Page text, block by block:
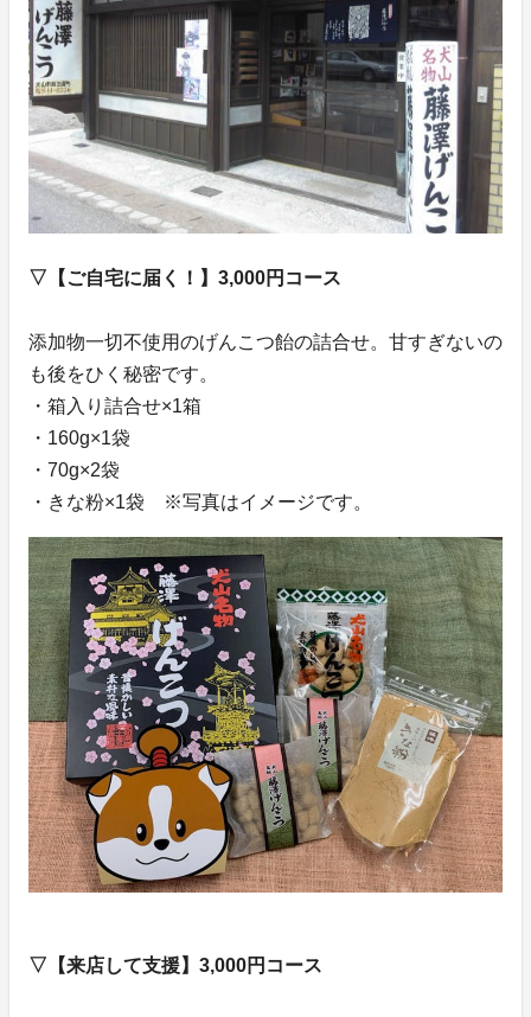
▽【ご自宅に届く！】3,000円コース
添加物一切不使用のげんこつ飴の詰合せ。甘すぎないの
も後をひく秘密です。
・箱入り詰合せ×1箱
・160g×1袋
・70g×2袋
・きな粉×1袋 ※写真はイメージです。
▽【来店して支援】3,000円コース